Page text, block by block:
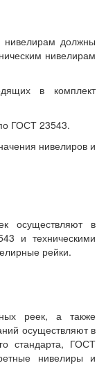
нивелирам должны
нивелирам
в комплект
ГОСТ 23543.
нивелиров и
осуществляют в
и техническими
рейки.
реек, а также
осуществляют в
стандарта, ГОСТ
нивелиры и